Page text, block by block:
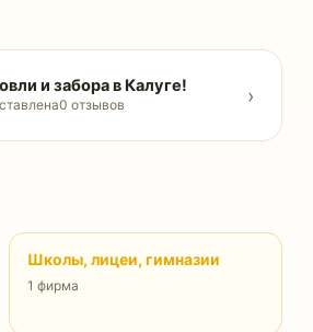
и забора в Калуге!
0 отзывов ›
Школы, лицеи, гимназии
1 фирма